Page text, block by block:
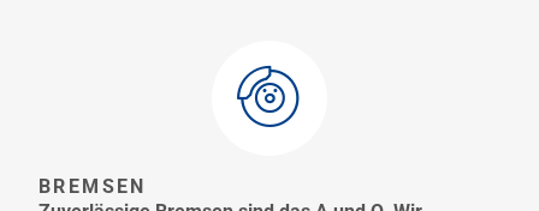
BREMSEN